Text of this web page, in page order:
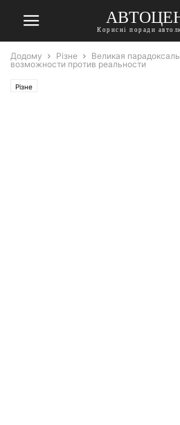
Корисні поради
Додому Різне
Великая
возможности против реальности
Різне